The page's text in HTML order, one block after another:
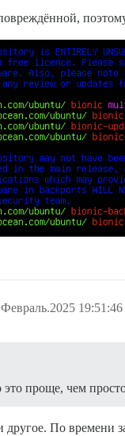
19:51:46
проще, чем
другое. По времени